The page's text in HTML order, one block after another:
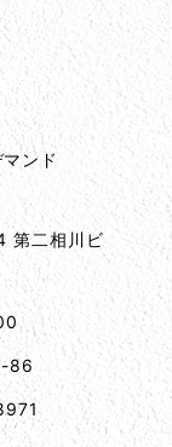
ンド
第二相川ビ
86